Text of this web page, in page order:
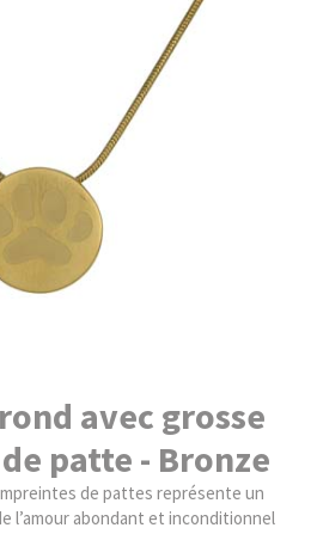
avec grosse
patte - Bronze
de pattes représente un
l’amour abondant et inconditionnel